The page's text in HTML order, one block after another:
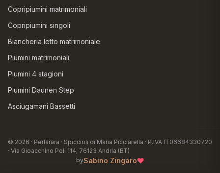
Copripiumini matrimoniali
Copripiumini singoli
Biancheria letto matrimoniale
Piumini matrimoniali
Piumini 4 stagioni
Piumini Daunen Step
Asciugamani Bassetti
© 2026 · Perlarara · Spiccioli di Maria Picciarella · P.IVA IT06684330720
· Via Gioacchino Poli 114, 76123 Andria (BT)
bySabino Zingaro♥